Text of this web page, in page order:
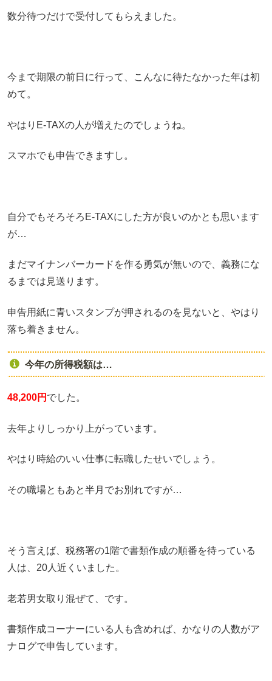
数分待つだけで受付してもらえました。
今まで期限の前日に行って、こんなに待たなかった年は初
めて。
やはりE-TAXの人が増えたのでしょうね。
スマホでも申告できますし。
自分でもそろそろE-TAXにした方が良いのかとも思います
が…
まだマイナンバーカードを作る勇気が無いので、義務にな
るまでは見送ります。
申告用紙に青いスタンプが押されるのを見ないと、やはり
落ち着きません。
今年の所得税額は…
48,200円 でした。
去年よりしっかり上がっています。
やはり時給のいい仕事に転職したせいでしょう。
その職場ともあと半月でお別れですが…
そう言えば、税務署の1階で書類作成の順番を待っている
人は、20人近くいました。
老若男女取り混ぜて、です。
書類作成コーナーにいる人も含めれば、かなりの人数がア
ナログで申告しています。